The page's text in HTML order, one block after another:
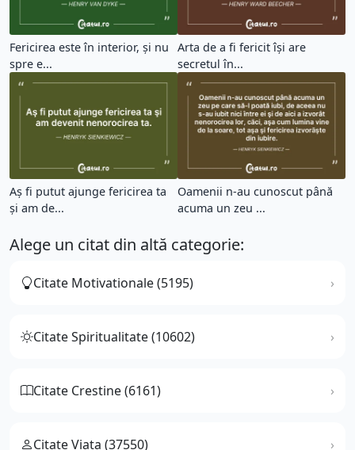
Fericirea este în interior, şi nu
spre e...
Arta de a fi fericit îşi are
secretul în...
Aş fi putut ajunge fericirea ta
şi am de...
Oamenii n-au cunoscut până
acuma un zeu ...
Alege un citat din altă categorie:
Citate Motivationale (5195)
Citate Spiritualitate (10602)
Citate Crestine (6161)
Citate Viata (37550)